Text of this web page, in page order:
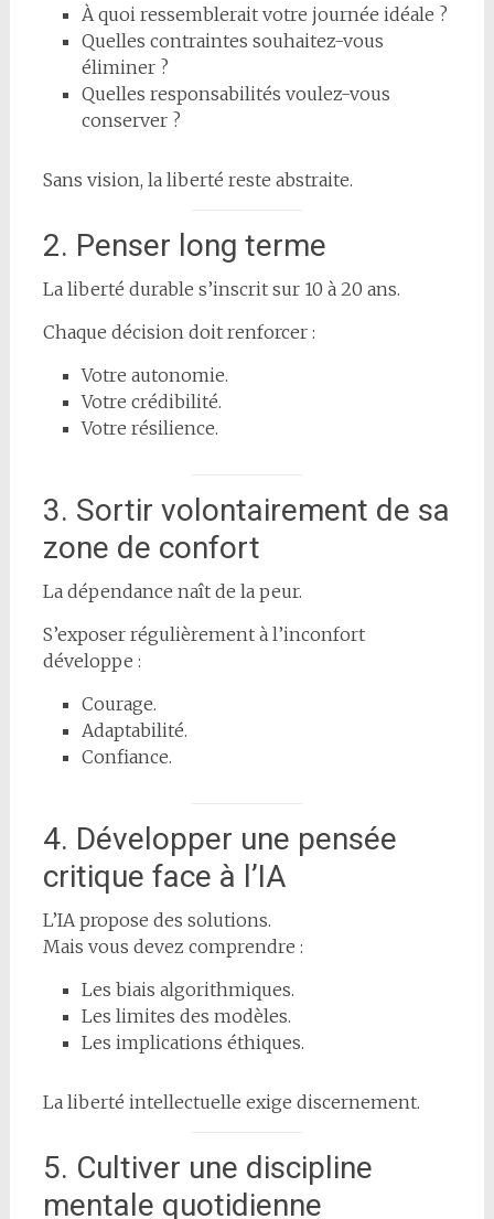
À quoi ressemblerait votre journée idéale ?
Quelles contraintes souhaitez-vous
éliminer ?
Quelles responsabilités voulez-vous
conserver ?
Sans vision, la liberté reste abstraite.
2. Penser long terme
La liberté durable s’inscrit sur 10 à 20 ans.
Chaque décision doit renforcer :
Votre autonomie.
Votre crédibilité.
Votre résilience.
3. Sortir volontairement de sa
zone de confort
La dépendance naît de la peur.
S’exposer régulièrement à l’inconfort
développe :
Courage.
Adaptabilité.
Confiance.
4. Développer une pensée
critique face à l’IA
L’IA propose des solutions.
Mais vous devez comprendre :
Les biais algorithmiques.
Les limites des modèles.
Les implications éthiques.
La liberté intellectuelle exige discernement.
5. Cultiver une discipline
mentale quotidienne